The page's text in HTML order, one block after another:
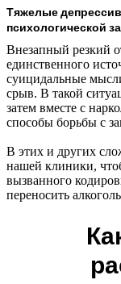
Тяжелые
психологической
Внезапный резкий
единственного
суицидальные
срыв. В такой
затем вместе с
способы борьбы с
В этих и других
нашей клиники,
вызванного
переносить